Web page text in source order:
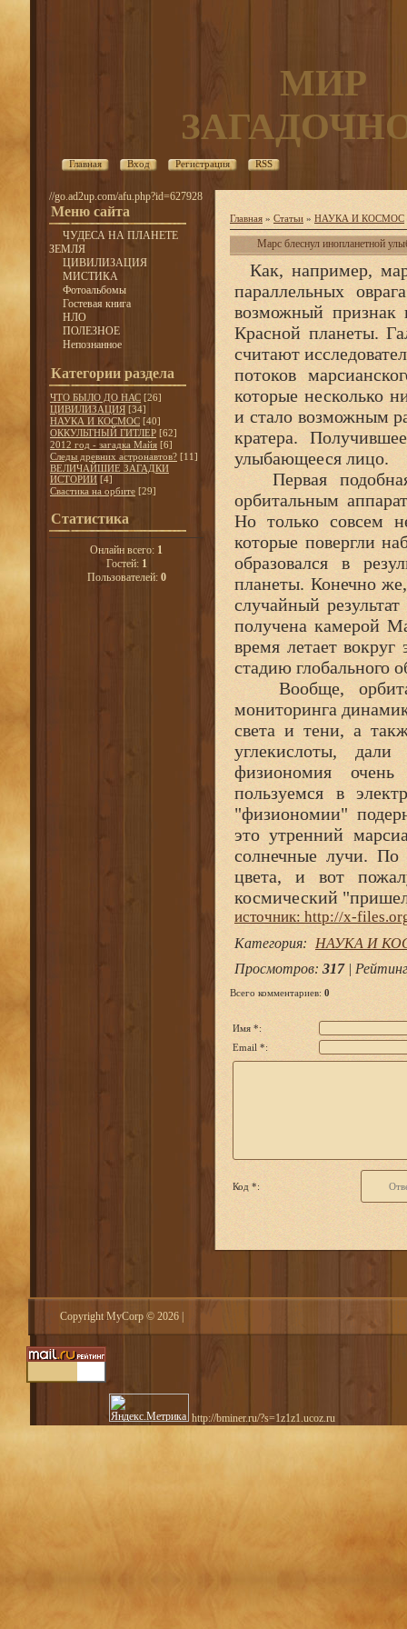
МИР
Главная Вход Регистрация RSS
//go.ad2up.com/afu.php?id=627928
Меню сайта
ЧУДЕСА НА ПЛАНЕТЕ
ЗЕМЛЯ
ЦИВИЛИЗАЦИЯ
МИСТИКА
Фотоальбомы
Гостевая книга
НЛО
ПОЛЕЗНОЕ
Непознанное
Категории раздела
ЧТО БЫЛО ДО НАС [26]
ЦИВИЛИЗАЦИЯ [34]
НАУКА И КОСМОС [40]
ОККУЛЬТНЫЙ ГИТЛЕР [62]
2012 год - загадка Майя [6]
Следы древних астронавтов? [11]
ВЕЛИЧАЙШИЕ ЗАГАДКИ
ИСТОРИИ [4]
Свастика на орбите [29]
Статистика
Онлайн всего: 1
Гостей: 1
Пользователей: 0
Главная » Статьи » НАУКА И КОСМОС
Марс блеснул инопланетной
Как, например,
параллельных
возможный признак
Красной планеты.
считают
потоков
которые несколько
и стало возможным
кратера.
улыбающееся лицо.
Первая
орбитальным
Но только совсем
которые повергли
образовался в
планеты. Конечно
случайный
получена камерой
время летает вокруг
стадию глобального
Вообще,
мониторинга
света и тени, а
углекислоты,
физиономия
пользуемся в
"физиономии"
это утренний
солнечные лучи. По
цвета, и вот
космический
источник: http://x-
Категория:
НАУКА И
Просмотров: 317| Рейтинг
Всего комментариев: 0
Имя *:
Email *:
Код *:
Copyright MyCorp © 2026
http://bminer.ru/?s=1z1z1.ucoz.ru